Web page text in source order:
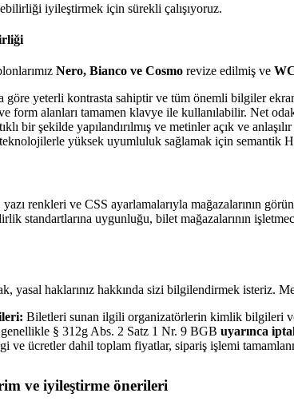
iyileştirmek için sürekli çalışıyoruz.
Nero, Bianco ve Cosmo revize edilmiş ve
göre yeterli kontrasta sahiptir ve tüm önemli bilgiler
form alanları tamamen klavye ile kullanılabilir. Net
bir şekilde yapılandırılmış ve metinler açık ve
teknolojilerle yüksek uyumluluk sağlamak için semantik
renkleri ve CSS ayarlamalarıyla mağazalarının
standartlarına uygunluğu, bilet mağazalarının
yasal haklarınız hakkında sizi bilgilendirmek isteriz.
Biletleri sunan ilgili organizatörlerin kimlik bilgileri
genellikle § 312g Abs. 2 Satz 1 Nr. 9 BGB uyarınca
ve ücretler dahil toplam fiyatlar, sipariş işlemi
ve iyileştirme önerileri